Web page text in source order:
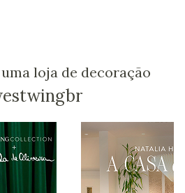
loja de decoração